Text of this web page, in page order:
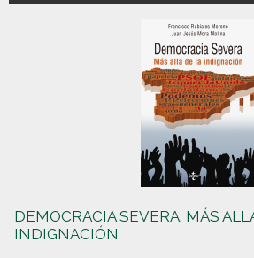
DEMOCRACIA SEVERA. MÁS
INDIGNACIÓN